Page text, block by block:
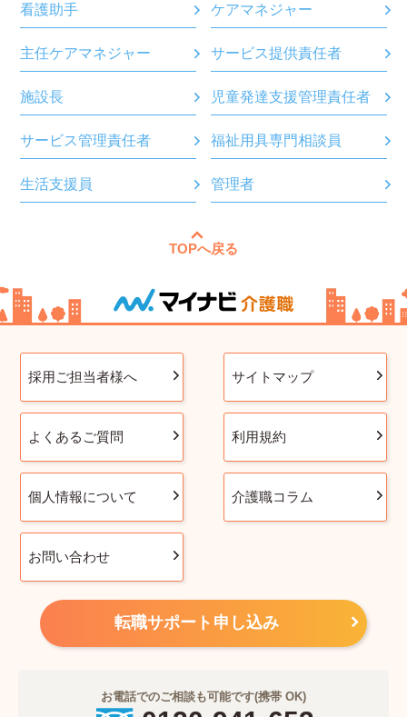
看護助手 ケアマネジャー
主任ケアマネジャー サービス提供責任者
施設長 児童発達支援管理責任者
サービス管理責任者 福祉用具専門相談員
生活支援員 管理者
TOPへ戻る
採用ご担当者様へ サイトマップ
よくあるご質問 利用規約
個人情報について 介護職コラム
お問い合わせ
転職サポート申し込み
お電話でのご相談も可能です(携帯 OK)